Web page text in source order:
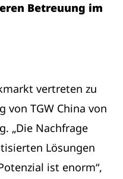
Betreuung im
vertreten zu
von TGW China von
„Die Nachfrage
Lösungen
ist enorm“,